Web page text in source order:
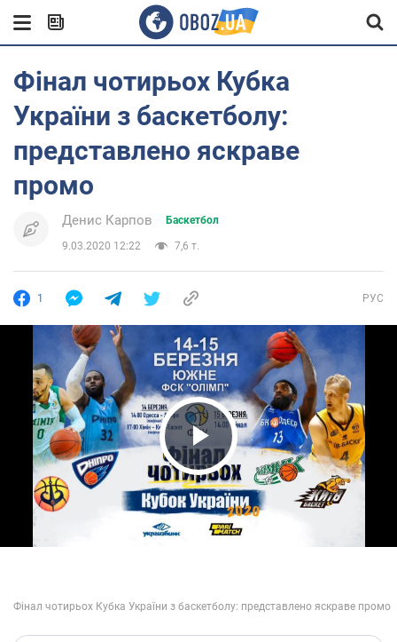
Фінал чотирьох Кубка
України з баскетболу:
представлено яскраве
промо
Денис Карпов Баскетбол
9.03.2020 12:22 7,6 т.
1 РУС
Play Video